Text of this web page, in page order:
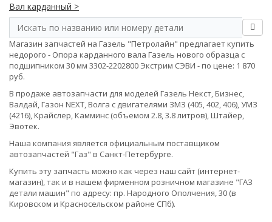
Вал карданный >
Магазин запчастей на Газель "Петролайн" предлагает купить
недорого - Опора карданного вала Газель нового образца с
подшипником 30 мм 3302-2202800 Экстрим СЭВИ - по цене: 1 870
руб.
В продаже автозапчасти для моделей Газель Некст, Бизнес,
Валдай, Газон NEXT, Волга с двигателями ЗМЗ (405, 402, 406), УМЗ
(4216), Крайслер, Камминс (объемом 2.8, 3.8 литров), Штайер,
Эвотек.
Наша компания является официальным поставщиком
автозапчастей "Газ" в Санкт-Петербурге.
Купить эту запчасть можно как через наш сайт (интернет-
магазин), так и в нашем фирменном розничном магазине "ГАЗ
детали машин" по адресу: пр. Народного Ополчения, 30 (в
Кировском и Красносельском районе СПб).